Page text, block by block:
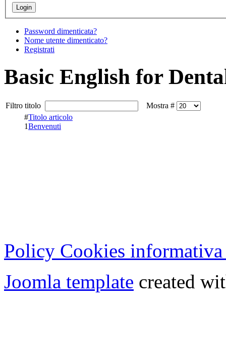
Password dimenticata?
Nome utente dimenticato?
Registrati
Basic English for
Filtro titolo
Mostra #
#Titolo articolo
1Benvenuti
Policy Cookies informativa
Joomla template created